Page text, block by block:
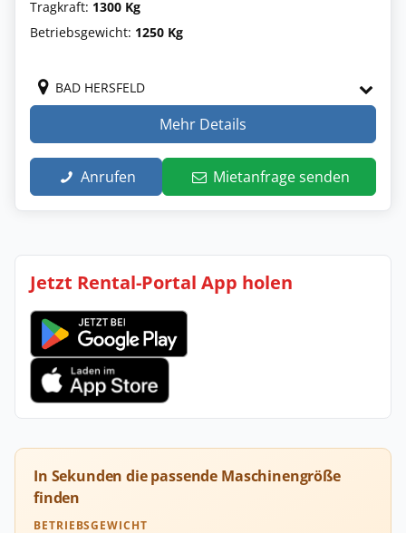
Tragkraft: 1300 Kg
Betriebsgewicht: 1250 Kg
BAD HERSFELD
Mehr Details
Anrufen Mietanfrage senden
Jetzt Rental-Portal App holen
In Sekunden die passende Maschinengröße
finden
BETRIEBSGEWICHT